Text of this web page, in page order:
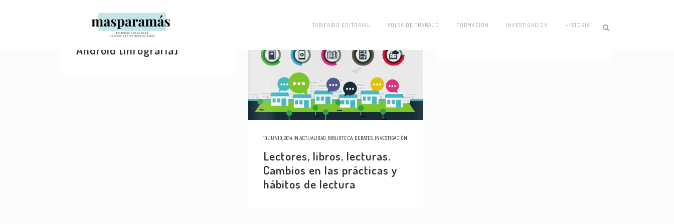
TARIFARIO EDITORIAL BOLSA DE TRABAJO FORMACIÓN INVESTIGACIÓN HISTORIA
13 JULIO, 2014 IN ACTUALIDAD INTERNACIONAL
Hábitos de lectura: iOS vs
Android [infografía]
10 JUNIO, 2014 IN ACTUALIDAD BIBLIOTECA DEBATES INVESTIGACIÓN
Lectores, libros, lecturas.
Cambios en las prácticas y
hábitos de lectura